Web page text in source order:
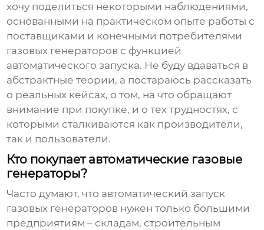
хочу поделиться некоторыми наблюдениями,
основанными на практическом опыте работы с
поставщиками и конечными потребителями
газовых генераторов с функцией
автоматического запуска. Не буду вдаваться в
абстрактные теории, а постараюсь рассказать
о реальных кейсах, о том, на что обращают
внимание при покупке, и о тех трудностях, с
которыми сталкиваются как производители,
так и пользователи.
Кто покупает автоматические газовые
генераторы?
Часто думают, что автоматический запуск
газовых генераторов нужен только большими
предприятиям – складам, строительным